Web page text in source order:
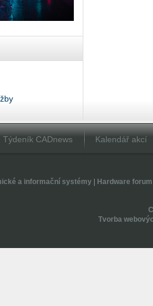
Týdeník CADnews Kalendář akcí
a informační systémy| Hardware forum
Tvorba